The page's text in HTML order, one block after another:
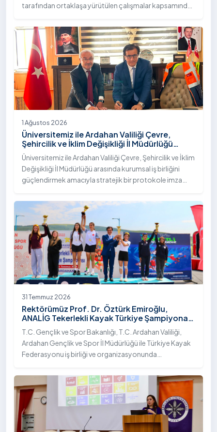
tarafından ortaklaşa yürütülen çalışmalar kapsamında,
"İstifli Taş Tahkimatı" projesi titizlikle tamamlandı.
1 Ağustos 2026
Üniversitemiz ile Ardahan Valiliği Çevre,
Şehircilik ve İklim Değişikliği İl Müdürlüğü
Arasında İş Birliği Protokolü İmzalandı
Üniversitemiz ile Ardahan Valiliği Çevre, Şehircilik ve İklim
Değişikliği İl Müdürlüğü arasında kurumsal iş birliğini
güçlendirmek amacıyla stratejik bir protokole imza
31 Temmuz 2026
Rektörümüz Prof. Dr. Öztürk Emiroğlu,
ANALİG Tekerlekli Kayak Türkiye Şampiyonası
Ödül Töreni’ne Katıldı
T.C. Gençlik ve Spor Bakanlığı, T.C. Ardahan Valiliği,
Ardahan Gençlik ve Spor İl Müdürlüğü ile Türkiye Kayak
Federasyonu iş birliği ve organizasyonunda
Sezonu Tekerlekli Kayak Türkiye Şampiyonası, 30-31
Temmuz 2026 tarihlerinde Ardahan Üniversitesi Yenisey
Yerleşkesi ev sahipliğinde tamamlandı.